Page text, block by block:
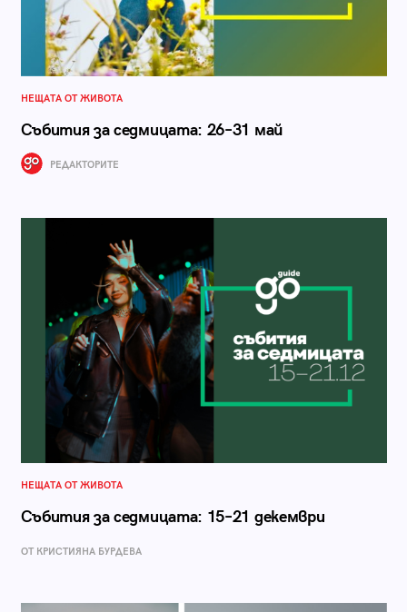
НЕЩАТА ОТ ЖИВОТА
Събития за седмицата: 26–31 май
РЕДАКТОРИТЕ
НЕЩАТА ОТ ЖИВОТА
Събития за седмицата: 15–21 декември
ОТ КРИСТИЯНА БУРДЕВА